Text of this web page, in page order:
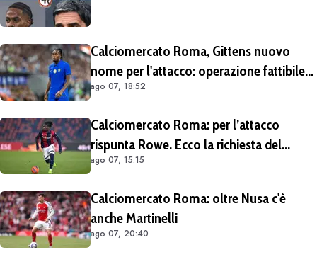
Calciomercato Roma, Gittens nuovo
nome per l'attacco: operazione fattibile
solo in prestito
ago 07, 18:52
Calciomercato Roma: per l’attacco
rispunta Rowe. Ecco la richiesta del
Bologna
ago 07, 15:15
Calciomercato Roma: oltre Nusa c'è
anche Martinelli
ago 07, 20:40